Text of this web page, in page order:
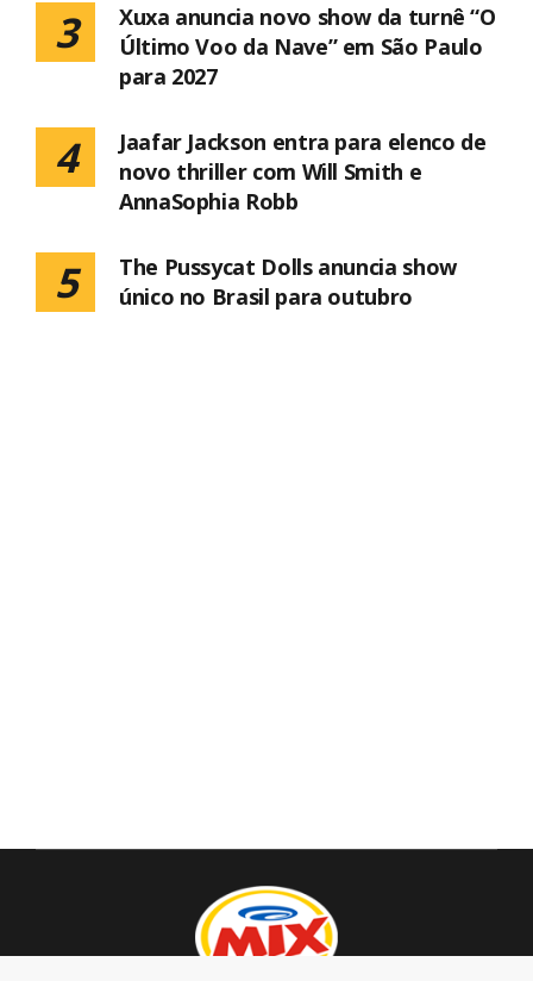
3
Xuxa anuncia novo show da turnê “O
Último Voo da Nave” em São Paulo
para 2027
4
Jaafar Jackson entra para elenco de
novo thriller com Will Smith e
AnnaSophia Robb
5
The Pussycat Dolls anuncia show
único no Brasil para outubro